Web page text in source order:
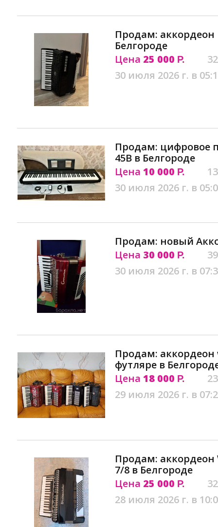
Продам: аккордеон
Белгороде
Цена 25 000 Р.
30 июля 2026 г. в
Продам: цифровое
45B в Белгороде
Цена 10 000 Р.
30 июля 2026 г. в
Продам: новый
Цена 30 000 Р.
30 июля 2026 г. в
Продам: аккордеон
футляре в
Цена 18 000 Р.
29 июля 2026 г. в
Продам: аккордеон
7/8 в Белгороде
Цена 25 000 Р.
28 июля 2026 г. в